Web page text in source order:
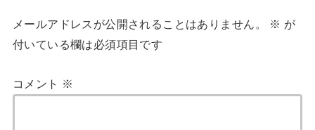
メールアドレスが公開されることはありません。 ※ が
付いている欄は必須項目です
コメント ※